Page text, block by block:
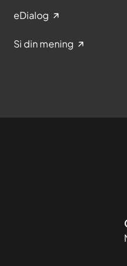
eDialog
Si din mening